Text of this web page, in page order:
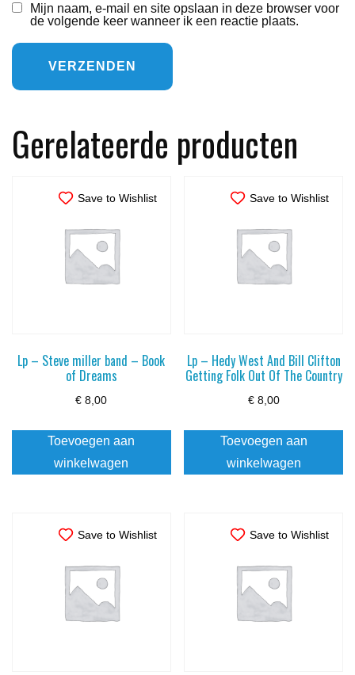
Mijn naam, e-mail en site opslaan in deze browser voor
de volgende keer wanneer ik een reactie plaats.
Gerelateerde producten
Save to Wishlist
Lp – Steve miller band – Book
of Dreams
€ 8,00
Toevoegen aan
winkelwagen
Save to Wishlist
Lp – Hedy West And Bill Clifton
Getting Folk Out Of The Country
€8,00
Toevoegen aan
winkelwagen
Save to Wishlist Save to Wishlist